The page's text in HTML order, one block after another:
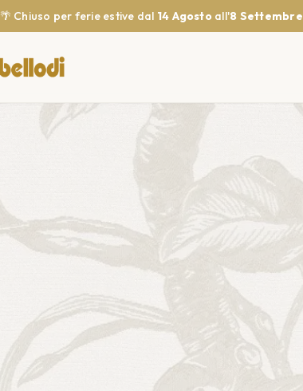
🌴 Chiuso per ferie estive dal 14 Agostoall'8 Settembre